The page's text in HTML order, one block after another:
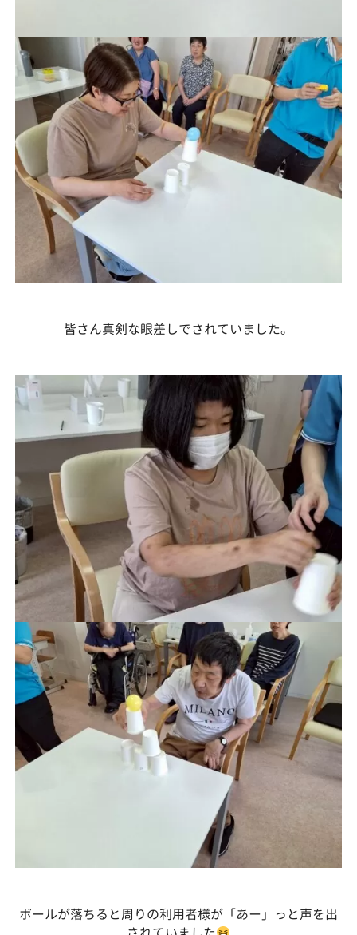
皆さん真剣な眼差しでされていました。
ボールが落ちると周りの利用者様が「あー」っと声を出